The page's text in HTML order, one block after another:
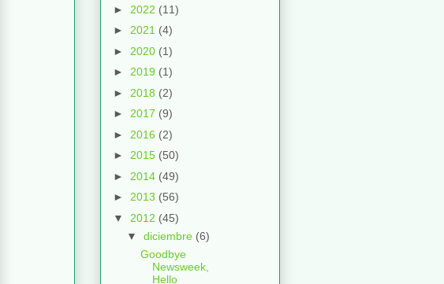
► 2022 (11)
► 2021 (4)
► 2020 (1)
► 2019 (1)
► 2018 (2)
► 2017 (9)
► 2016 (2)
► 2015 (50)
► 2014 (49)
► 2013 (56)
▼ 2012 (45)
▼ diciembre (6)
Goodbye
Newsweek,
Hello